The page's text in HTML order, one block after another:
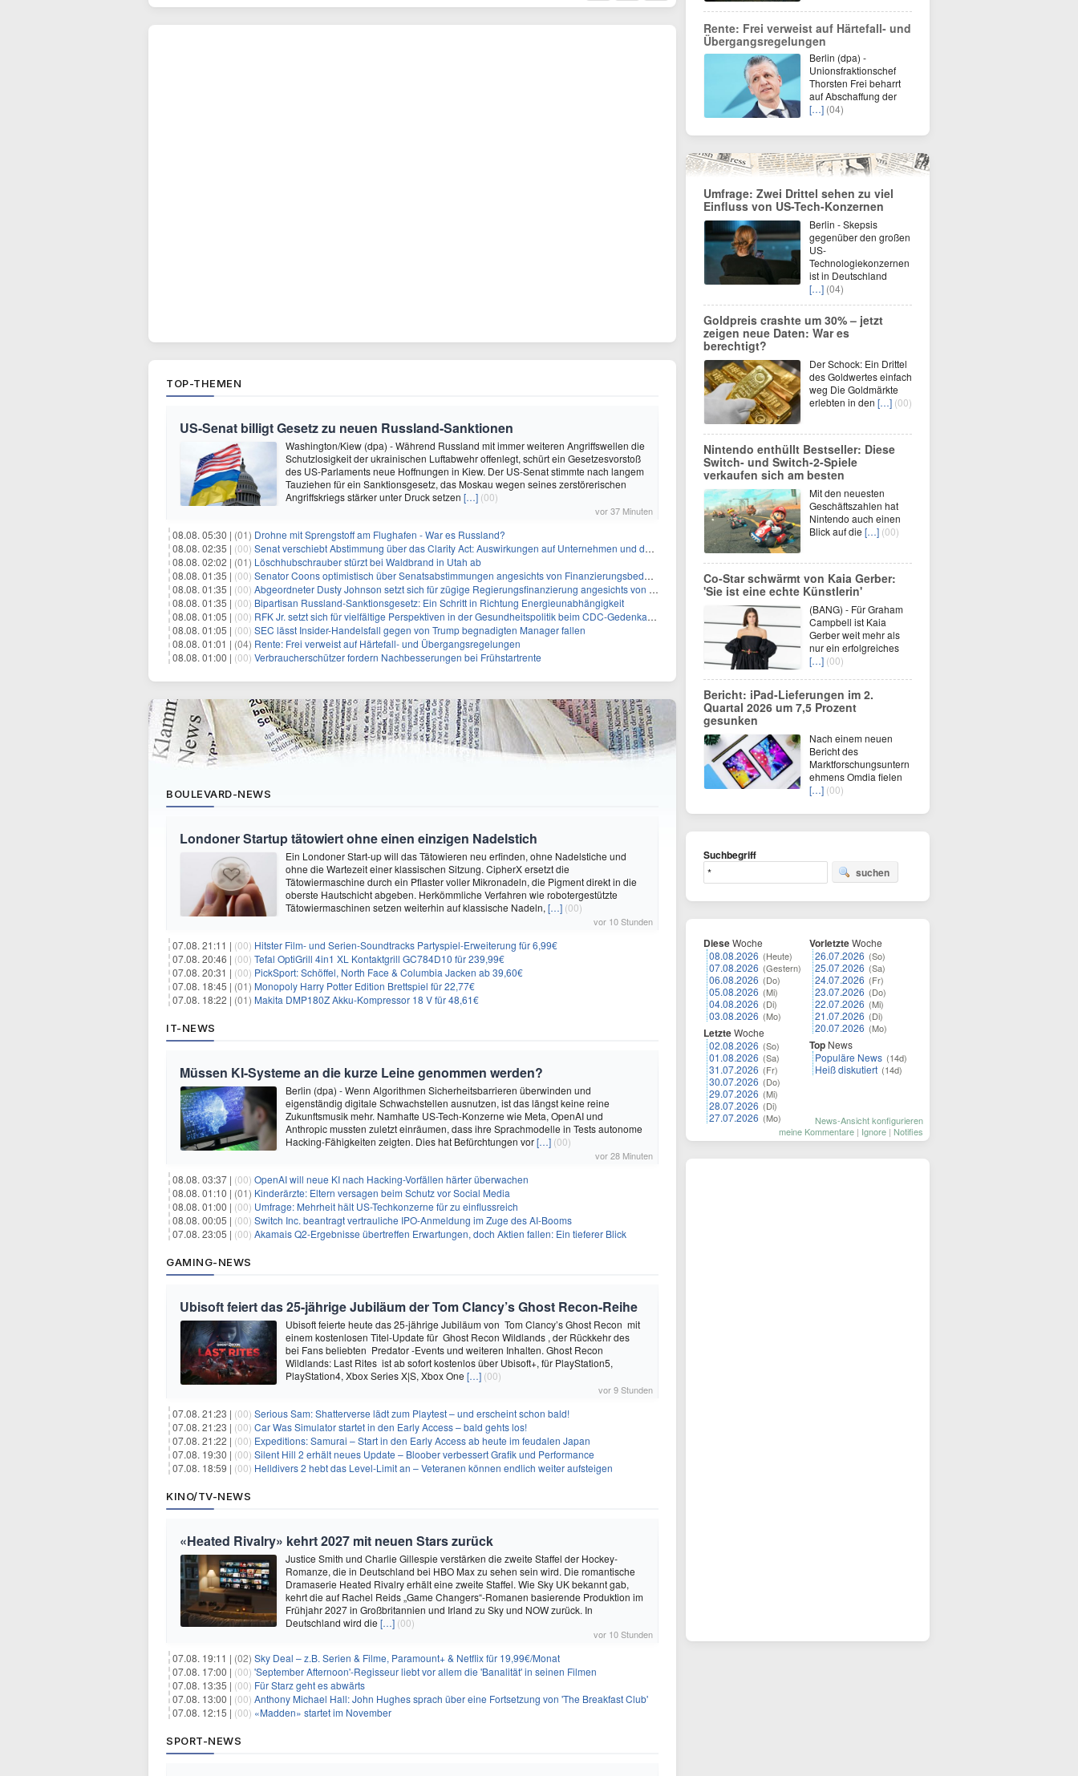
TOP-THEMEN
US-Senat billigt Gesetz zu neuen Russland-Sanktionen
Washington/Kiew (dpa) - Während Russland mit immer weiteren Angriffswellen die
Schutzlosigkeit der ukrainischen Luftabwehr offenlegt, schürt ein Gesetzesvorstoß
des US-Parlaments neue Hoffnungen in Kiew. Der US-Senat stimmte nach langem
Tauziehen für ein Sanktionsgesetz, das Moskau wegen seines zerstörerischen
Angriffskriegs stärker unter Druck setzen […] (00)
vor 37 Minuten
08.08. 05:30 | (01) Drohne mit Sprengstoff am Flughafen - War es Russland?
08.08. 02:35 | (00) Senat verschiebt Abstimmung über das Clarity Act: Auswirkungen auf Unternehmen und das Vertrauen der Investoren
08.08. 02:02 | (01) Löschhubschrauber stürzt bei Waldbrand in Utah ab
08.08. 01:35 | (00) Senator Coons optimistisch über Senatsabstimmungen angesichts von Finanzierungsbedenken
08.08. 01:35 | (00) Abgeordneter Dusty Johnson setzt sich für zügige Regierungsfinanzierung angesichts von Shutdown-Risiken ein
08.08. 01:35 | (00) Bipartisan Russland-Sanktionsgesetz: Ein Schritt in Richtung Energieunabhängigkeit
08.08. 01:05 | (00) RFK Jr. setzt sich für vielfältige Perspektiven in der Gesundheitspolitik beim CDC-Gedenkakt ein
08.08. 01:05 | (00) SEC lässt Insider-Handelsfall gegen von Trump begnadigten Manager fallen
08.08. 01:01 | (04) Rente: Frei verweist auf Härtefall- und Übergangsregelungen
08.08. 01:00 | (00) Verbraucherschützer fordern Nachbesserungen bei Frühstartrente
BOULEVARD-NEWS
Londoner Startup tätowiert ohne einen einzigen Nadelstich
Ein Londoner Start-up will das Tätowieren neu erfinden, ohne Nadelstiche und
ohne die Wartezeit einer klassischen Sitzung. CipherX ersetzt die
Tätowiermaschine durch ein Pflaster voller Mikronadeln, die Pigment direkt in die
oberste Hautschicht abgeben. Herkömmliche Verfahren wie robotergestützte
Tätowiermaschinen setzen weiterhin auf klassische Nadeln, […] (00)
vor 10 Stunden
07.08. 21:11 | (00) Hitster Film- und Serien-Soundtracks Partyspiel-Erweiterung für 6,99€
07.08. 20:46 | (00) Tefal OptiGrill 4in1 XL Kontaktgrill GC784D10 für 239,99€
07.08. 20:31 | (00) PickSport: Schöffel, North Face & Columbia Jacken ab 39,60€
07.08. 18:45 | (01) Monopoly Harry Potter Edition Brettspiel für 22,77€
07.08. 18:22 | (01) Makita DMP180Z Akku-Kompressor 18 V für 48,61€
IT-NEWS
Müssen KI-Systeme an die kurze Leine genommen werden?
Berlin (dpa) - Wenn Algorithmen Sicherheitsbarrieren überwinden und
eigenständig digitale Schwachstellen ausnutzen, ist das längst keine reine
Zukunftsmusik mehr. Namhafte US-Tech-Konzerne wie Meta, OpenAI und
Anthropic mussten zuletzt einräumen, dass ihre Sprachmodelle in Tests autonome
Hacking-Fähigkeiten zeigten. Dies hat Befürchtungen vor[…] (00)
vor 28 Minuten
08.08. 03:37 | (00) OpenAI will neue KI nach Hacking-Vorfällen härter überwachen
08.08. 01:10 | (01) Kinderärzte: Eltern versagen beim Schutz vor Social Media
08.08. 01:00 | (00) Umfrage: Mehrheit hält US-Techkonzerne für zu einflussreich
08.08. 00:05 | (00) Switch Inc. beantragt vertrauliche IPO-Anmeldung im Zuge des AI-Booms
07.08. 23:05 | (00) Akamais Q2-Ergebnisse übertreffen Erwartungen, doch Aktien fallen: Ein tieferer Blick
GAMING-NEWS
Ubisoft feiert das 25-jährige Jubiläum der Tom Clancy’s Ghost Recon-Reihe
Ubisoft feierte heute das 25-jährige Jubiläum von Tom Clancy’s Ghost Recon mit
einem kostenlosen Titel-Update für Ghost Recon Wildlands , der Rückkehr des
bei Fans beliebten Predator -Events und weiteren Inhalten. Ghost Recon
Wildlands: Last Rites ist ab sofort kostenlos über Ubisoft+, für PlayStation5,
PlayStation4, Xbox Series X|S, Xbox One […] (00)
vor 9 Stunden
07.08. 21:23 | (00) Serious Sam: Shatterverse lädt zum Playtest – und erscheint schon bald!
07.08. 21:23 | (00) Car Was Simulator startet in den Early Access – bald gehts los!
07.08. 21:22 | (00) Expeditions: Samurai – Start in den Early Access ab heute im feudalen Japan
07.08. 19:30 | (00) Silent Hill 2 erhält neues Update – Bloober verbessert Grafik und Performance
07.08. 18:59 | (00) Helldivers 2 hebt das Level-Limit an – Veteranen können endlich weiter aufsteigen
KINO/TV-NEWS
«Heated Rivalry» kehrt 2027 mit neuen Stars zurück
Justice Smith und Charlie Gillespie verstärken die zweite Staffel der Hockey-
Romanze, die in Deutschland bei HBO Max zu sehen sein wird. Die romantische
Dramaserie Heated Rivalry erhält eine zweite Staffel. Wie Sky UK bekannt gab,
kehrt die auf Rachel Reids „Game Changers“-Romanen basierende Produktion im
Frühjahr 2027 in Großbritannien und Irland zu Sky und NOW zurück. In
Deutschland wird die […] (00)
vor 10 Stunden
07.08. 19:11 | (02) Sky Deal – z.B. Serien & Filme, Paramount+ & Netflix für 19,99€/Monat
07.08. 17:00 | (00) 'September Afternoon'-Regisseur liebt vor allem die 'Banalität' in seinen Filmen
07.08. 13:35 | (00) Für Starz geht es abwärts
07.08. 13:00 | (00) Anthony Michael Hall: John Hughes sprach über eine Fortsetzung von 'The Breakfast Club'
07.08. 12:15 | (00) «Madden» startet im November
SPORT-NEWS
Rente: Frei verweist auf Härtefall- und
Übergangsregelungen
Berlin (dpa) -
Unionsfraktionschef
Thorsten Frei beharrt
auf Abschaffung der
[…] (04)
Umfrage: Zwei Drittel sehen zu viel
Einfluss von US-Tech-Konzernen
Berlin - Skepsis
gegenüber den großen
US-
Technologiekonzernen
ist in Deutschland
[…] (04)
Goldpreis crashte um 30% – jetzt
zeigen neue Daten: War es
berechtigt?
Der Schock: Ein Drittel
des Goldwertes einfach
weg Die Goldmärkte
erlebten in den […] (00)
Nintendo enthüllt Bestseller: Diese
Switch- und Switch-2-Spiele
verkaufen sich am besten
Mit den neuesten
Geschäftszahlen hat
Nintendo auch einen
Blick auf die […] (00)
Co-Star schwärmt von Kaia Gerber:
'Sie ist eine echte Künstlerin'
(BANG) - Für Graham
Campbell ist Kaia
Gerber weit mehr als
nur ein erfolgreiches
[…] (00)
Bericht: iPad-Lieferungen im 2.
Quartal 2026 um 7,5 Prozent
gesunken
Nach einem neuen
Bericht des
Marktforschungsuntern
ehmens Omdia fielen
[…] (00)
Suchbegriff
suchen
DieseWoche
08.08.2026 (Heute)
07.08.2026 (Gestern)
06.08.2026 (Do)
05.08.2026 (Mi)
04.08.2026 (Di)
03.08.2026 (Mo)
LetzteWoche
02.08.2026 (So)
01.08.2026 (Sa)
31.07.2026 (Fr)
30.07.2026 (Do)
29.07.2026 (Mi)
28.07.2026 (Di)
27.07.2026 (Mo)
VorletzteWoche
26.07.2026 (So)
25.07.2026 (Sa)
24.07.2026 (Fr)
23.07.2026 (Do)
22.07.2026 (Mi)
21.07.2026 (Di)
20.07.2026 (Mo)
Top News
Populäre News (14d)
Heiß diskutiert (14d)
News-Ansicht konfigurieren
meine Kommentare | Ignore | Notifies